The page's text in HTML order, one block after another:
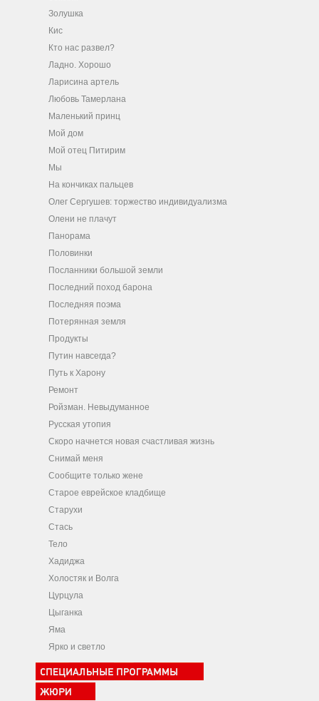
Золушка
Кис
Кто нас развел?
Ладно. Хорошо
Ларисина артель
Любовь Тамерлана
Маленький принц
Мой дом
Мой отец Питирим
Мы
На кончиках пальцев
Олег Сергушев: торжество индивидуализма
Олени не плачут
Панорама
Половинки
Посланники большой земли
Последний поход барона
Последняя поэма
Потерянная земля
Продукты
Путин навсегда?
Путь к Харону
Ремонт
Ройзман. Невыдуманное
Русская утопия
Скоро начнется новая счастливая жизнь
Снимай меня
Сообщите только жене
Старое еврейское кладбище
Старухи
Стась
Тело
Хадиджа
Холостяк и Волга
Цурцула
Цыганка
Яма
Ярко и светло